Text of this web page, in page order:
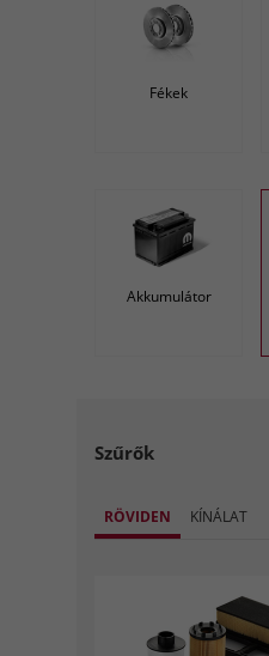
Fékek
Akkumulátor
Szűrők
RÖVIDEN KÍNÁLAT